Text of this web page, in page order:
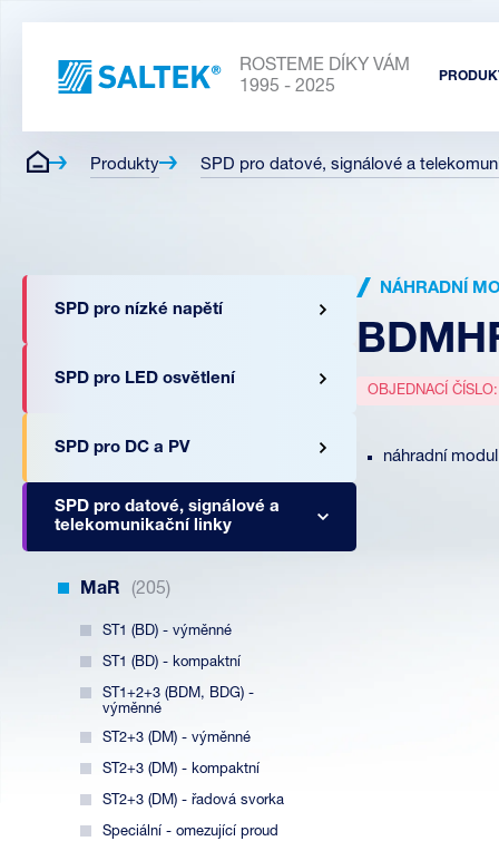
ROSTEME DÍKY VÁM
1995 - 2025
Produkty SPD pro datové, signálové a
SPD pro nízké napětí
SPD pro LED osvětlení
SPD pro DC a PV
SPD pro datové, signálové a
telekomunikační linky
MaR (205)
ST1 (BD) - výměnné
ST1 (BD) - kompaktní
ST1+2+3 (BDM, BDG) -
výměnné
ST2+3 (DM) - výměnné
ST2+3 (DM) - kompaktní
ST2+3 (DM) - řadová svorka
Speciální - omezující proud
NÁHRADNÍ
OBJEDNACÍ ČÍSLO:
náhradní